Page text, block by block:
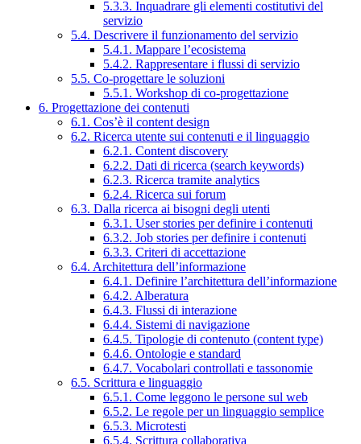
5.3.3. Inquadrare gli elementi costitutivi del
servizio
5.4. Descrivere il funzionamento del servizio
5.4.1. Mappare l’ecosistema
5.4.2. Rappresentare i flussi di servizio
5.5. Co-progettare le soluzioni
5.5.1. Workshop di co-progettazione
6. Progettazione dei contenuti
6.1. Cos’è il content design
6.2. Ricerca utente sui contenuti e il linguaggio
6.2.1. Content discovery
6.2.2. Dati di ricerca (search keywords)
6.2.3. Ricerca tramite analytics
6.2.4. Ricerca sui forum
6.3. Dalla ricerca ai bisogni degli utenti
6.3.1. User stories per definire i contenuti
6.3.2. Job stories per definire i contenuti
6.3.3. Criteri di accettazione
6.4. Architettura dell’informazione
6.4.1. Definire l’architettura dell’informazione
6.4.2. Alberatura
6.4.3. Flussi di interazione
6.4.4. Sistemi di navigazione
6.4.5. Tipologie di contenuto (content type)
6.4.6. Ontologie e standard
6.4.7. Vocabolari controllati e tassonomie
6.5. Scrittura e linguaggio
6.5.1. Come leggono le persone sul web
6.5.2. Le regole per un linguaggio semplice
6.5.3. Microtesti
6.5.4. Scrittura collaborativa